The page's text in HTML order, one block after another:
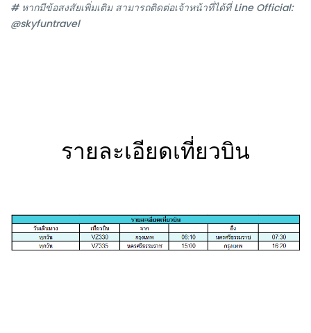
# หากมีข้อสงสัยเพิ่มเติม สามารถติดต่อเจ้าหน้าที่ได้ที่ Line Official:
@skyfuntravel
รายละเอียดเที่ยวบิน